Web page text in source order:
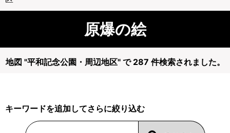
Database
原爆の絵
地図 "平和記念公園・周辺地区" で 287 件検索されました。
キーワードを追加してさらに絞り込む